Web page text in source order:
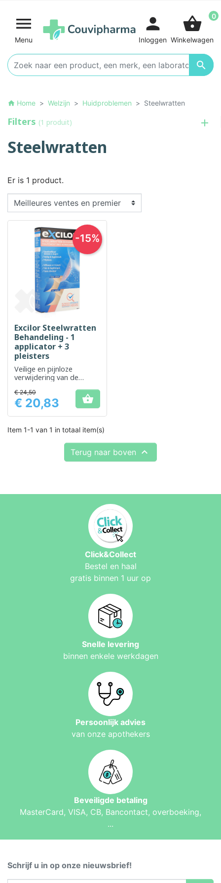

Menu

person
Inloggen
shopping_basket 0
Winkelwagen
home Home Welzijn Huidproblemen Steelwratten
Filters (1 produit)
Steelwratten
Er is 1 product.
Excilor Steelwratten
Behandeling - 1
applicator + 3
pleisters
Veilige en pijnloze
verwijdering van de
risico op littekens
Prijs
€ 24,50
€ 20,83 
-15%
Item 1-1 van 1 in totaal item(s)
Terug naar boven 
Click&Collect
Bestel en haal
gratis binnen 1 uur op
Snelle levering
binnen enkele werkdagen
Persoonlijk advies
van onze apothekers
Beveiligde betaling
MasterCard, VISA, CB, Bancontact, overboeking,
...
Schrijf u in op onze nieuwsbrief!